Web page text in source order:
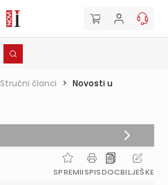
Stručni članci > Novosti u
SPREMIISPISDOCBILJEŠKE